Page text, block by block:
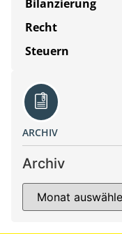
Bilanzierung
Recht
Steuern
ARCHIV
Archiv